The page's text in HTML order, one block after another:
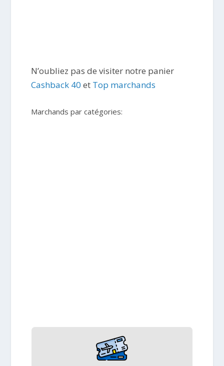
N’oubliez pas de visiter notre panier
Cashback 40 et Top marchands
Marchands par catégories: